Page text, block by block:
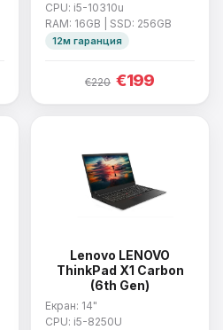
CPU: i5-10310u
RAM: 16GB | SSD: 256GB
12м гаранция
€220 €199
Lenovo LENOVO
ThinkPad X1 Carbon
(6th Gen)
Екран: 14"
CPU: i5-8250U